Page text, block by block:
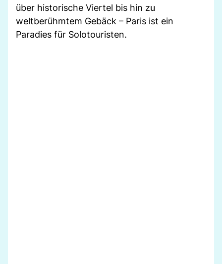
über historische Viertel bis hin zu
weltberühmtem Gebäck – Paris ist ein
Paradies für Solotouristen.